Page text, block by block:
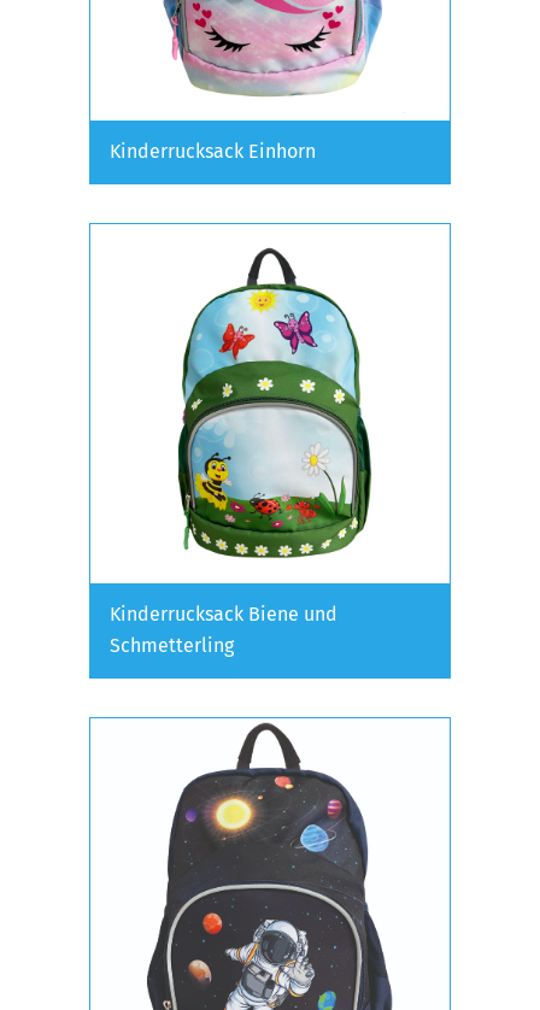
Kinderrucksack Einhorn
Kinderrucksack Biene und
Schmetterling